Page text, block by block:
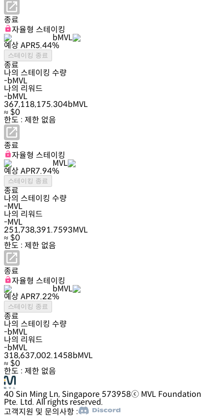
종료
자율형 스테이킹
bMVL
예상 APR5.44%
스테이킹 종료
종료
나의 스테이킹 수량
-bMVL
나의 리워드
-bMVL
367,118,175.304bMVL
≈ $0
한도 : 제한 없음
종료
자율형 스테이킹
MVL
예상 APR7.94%
스테이킹 종료
종료
나의 스테이킹 수량
-MVL
나의 리워드
-MVL
251,738,391.7593MVL
≈ $0
한도 : 제한 없음
종료
자율형 스테이킹
bMVL
예상 APR7.22%
스테이킹 종료
종료
나의 스테이킹 수량
-bMVL
나의 리워드
-bMVL
318,637,002.1458bMVL
≈ $0
한도 : 제한 없음
40 Sin Ming Ln, Singapore 573958ⓒ MVL Foundation
Pte. Ltd. All rights reserved.
고객지원 및 문의사항 :